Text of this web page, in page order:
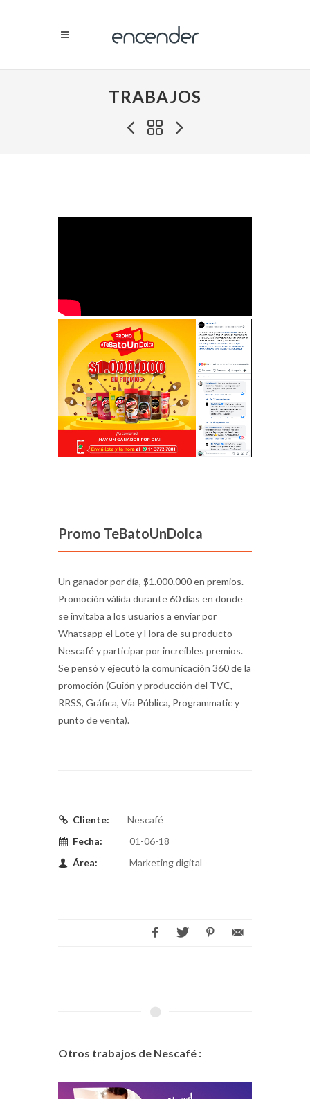
TRABAJOS
Promo TeBatoUnDolca
Un ganador por día, $1.000.000 en premios.
Promoción válida durante 60 días en donde
se invitaba a los usuarios a enviar por
Whatsapp el Lote y Hora de su producto
Nescafé y participar por increíbles premios.
Se pensó y ejecutó la comunicación 360 de la
promoción (Guión y producción del TVC,
RRSS, Gráfica, Vía Pública, Programmatic y
punto de venta).
Cliente:
Nescafé
Fecha:
01-06-18
Área:
Marketing digital
Otros trabajos de Nescafé :